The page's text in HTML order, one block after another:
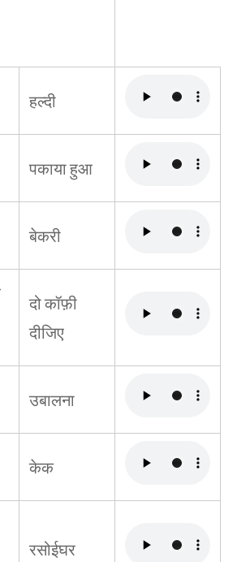
हल्दी
पकाया हुआ
बेकरी
दो कॉफ़ी
दीजिए
उबालना
केक
रसोईघर